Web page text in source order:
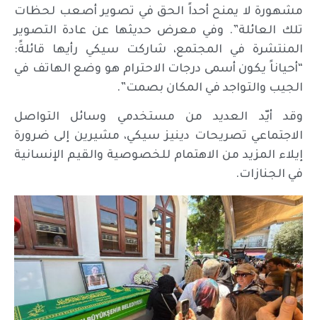
مشهورة لا يمنح أحداً الحق في تصوير أصعب لحظات
تلك العائلة”. وفي معرض حديثها عن عادة التصوير
المنتشرة في المجتمع، شاركت سيكي رأيها قائلةً:
“أحياناً يكون أسمى درجات الاحترام هو وضع الهاتف في
الجيب والتواجد في المكان بصمت”.
وقد أيّد العديد من مستخدمي وسائل التواصل
الاجتماعي تصريحات دينيز سيكي، مشيرين إلى ضرورة
إيلاء المزيد من الاهتمام للخصوصية والقيم الإنسانية
في الجنازات.